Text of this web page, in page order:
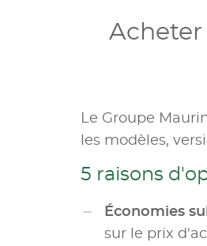
Acheter
Le Groupe
les modèles,
5 raisons
Économies
sur le prix